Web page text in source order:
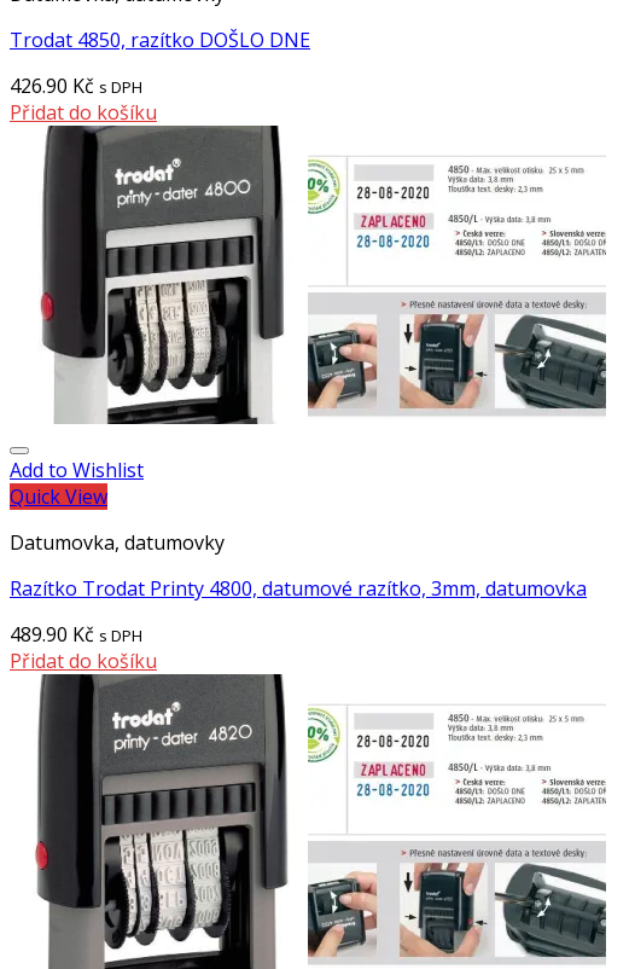
Trodat 4850, razítko DOŠLO DNE
426.90 Kč s DPH
Přidat do košíku
Add to Wishlist
Quick View
Datumovka, datumovky
Razítko Trodat Printy 4800, datumové razítko, 3mm, datumovka
489.90 Kč s DPH
Přidat do košíku